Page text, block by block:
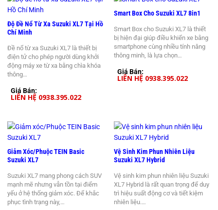
Độ Đề Nổ Từ Xa Suzuki XL7 Tại Hồ
Chí Minh
Đề nổ từ xa Suzuki XL7 là thiết bị
điện tử cho phép người dùng khởi
động máy xe từ xa bằng chìa khóa
thông…
Giá Bán:
LIÊN HỆ 0938.395.022
Smart Box Cho Suzuki XL7 8in1
Smart Box cho Suzuki XL7 là thiết
bị hiện đại giúp điều khiển xe bằng
smartphone cùng nhiều tính năng
thông minh, là lựa chọn…
Giá Bán:
LIÊN HỆ 0938.395.022
Giảm Xóc/Phuộc TEIN Basic
Suzuki XL7
Suzuki XL7 mang phong cách SUV
mạnh mẽ nhưng vẫn tồn tại điểm
yếu ở hệ thống giảm xóc. Để khắc
phục tình trạng này,…
Vệ Sinh Kim Phun Nhiên Liệu
Suzuki XL7 Hybrid
Vệ sinh kim phun nhiên liệu Suzuki
XL7 Hybrid là rất quan trọng để duy
trì hiệu suất động cơ và tiết kiệm
nhiên liệu.…